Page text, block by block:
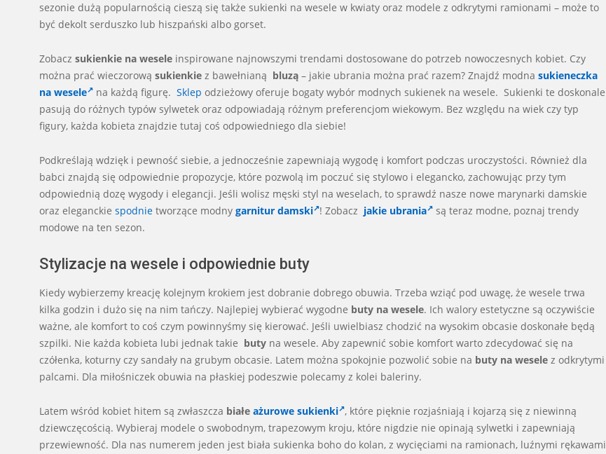
sezonie dużą popularnością cieszą się także sukienki na wesele w kwiaty oraz modele z odkrytymi ramionami – może to
być dekolt serduszko lub hiszpański albo gorset.
Zobacz sukienkie na wesele inspirowane najnowszymi trendami dostosowane do potrzeb nowoczesnych kobiet. Czy
można prać wieczorową sukienkie z bawełnianą bluzą – jakie ubrania można prać razem? Znajdź modna sukieneczka
na wesele
na każdą figurę. Sklep odzieżowy oferuje bogaty wybór modnych sukienek na wesele. Sukienki te doskonale
pasują do różnych typów sylwetek oraz odpowiadają różnym preferencjom wiekowym. Bez względu na wiek czy typ
figury, każda kobieta znajdzie tutaj coś odpowiedniego dla siebie!
Podkreślają wdzięk i pewność siebie, a jednocześnie zapewniają wygodę i komfort podczas uroczystości. Również dla
babci znajdą się odpowiednie propozycje, które pozwolą im poczuć się stylowo i elegancko, zachowując przy tym
odpowiednią dozę wygody i elegancji. Jeśli wolisz męski styl na weselach, to sprawdź nasze nowe marynarki damskie
oraz eleganckie spodnie tworzące modny garnitur damski ! Zobacz jakie ubrania
są teraz modne, poznaj trendy
modowe na ten sezon.
Stylizacje na wesele i odpowiednie buty
Kiedy wybierzemy kreację kolejnym krokiem jest dobranie dobrego obuwia. Trzeba wziąć pod uwagę, że wesele trwa
kilka godzin i dużo się na nim tańczy. Najlepiej wybierać wygodne buty na wesele. Ich walory estetyczne są oczywiście
ważne, ale komfort to coś czym powinnyśmy się kierować. Jeśli uwielbiasz chodzić na wysokim obcasie doskonałe będą
szpilki. Nie każda kobieta lubi jednak takie buty na wesele. Aby zapewnić sobie komfort warto zdecydować się na
czółenka, koturny czy sandały na grubym obcasie. Latem można spokojnie pozwolić sobie na buty na wesele z odkrytymi
palcami. Dla miłośniczek obuwia na płaskiej podeszwie polecamy z kolei baleriny.
Latem wśród kobiet hitem są zwłaszcza białe ażurowe sukienki , które pięknie rozjaśniają i kojarzą się z niewinną
dziewczęcością. Wybieraj modele o swobodnym, trapezowym kroju, które nigdzie nie opinają sylwetki i zapewniają
przewiewność. Dla nas numerem jeden jest biała sukienka boho do kolan, z wycięciami na ramionach, luźnymi rękawami